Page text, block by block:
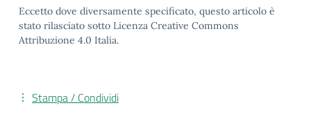
Eccetto dove diversamente specificato, questo articolo è
stato rilasciato sotto Licenza Creative Commons
Attribuzione 4.0 Italia.
Stampa / Condividi